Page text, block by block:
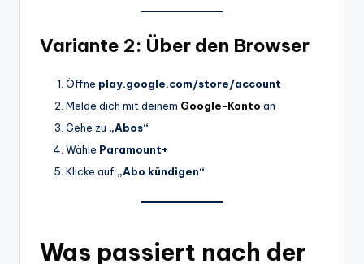
Variante 2: Über den Browser
Öffne play.google.com/store/account
Melde dich mit deinem Google-Konto an
Gehe zu „Abos“
Wähle Paramount+
Klicke auf „Abo kündigen“
Was passiert nach der